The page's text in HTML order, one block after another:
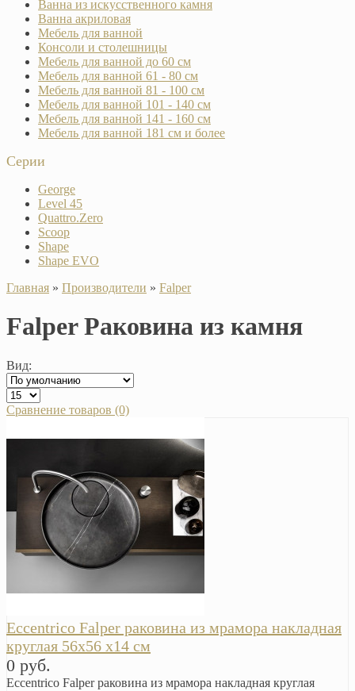
Ванна из искусственного камня
Ванна акриловая
Мебель для ванной
Консоли и столешницы
Мебель для ванной до 60 см
Мебель для ванной 61 - 80 см
Мебель для ванной 81 - 100 см
Мебель для ванной 101 - 140 см
Мебель для ванной 141 - 160 см
Мебель для ванной 181 см и более
Серии
George
Level 45
Quattro.Zero
Scoop
Shape
Shape EVO
Главная » Производители » Falper
Falper Раковина из камня
Вид:
Сравнение товаров (0)
Eccentrico Falper раковина из мрамора накладная
круглая 56х56 х14 см
0 руб.
Eccentrico Falper раковина из мрамора накладная круглая